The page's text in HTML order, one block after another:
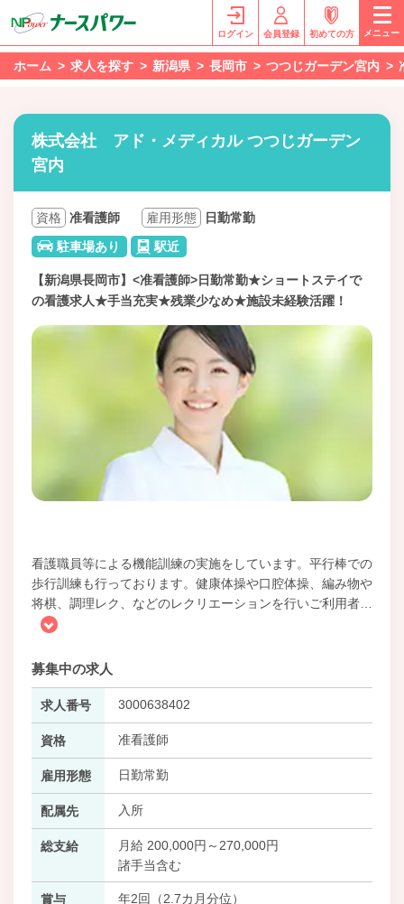
ログイン 会員登録 初めての方 メニュー
ホーム 求人を探す 新潟県 長岡市 つつじガーデン宮内
株式会社 アド・メディカル つつじガーデン
宮内
資格 准看護師 雇用形態
日勤常勤
駐車場あり
駅近
【新潟県長岡市】<准看護師>日勤常勤★ショートステイで
の看護求人★手当充実★残業少なめ★施設未経験活躍！
看護職員等による機能訓練の実施をしています。平行棒での
歩行訓練も行っております。健康体操や口腔体操、編み物や
将棋、調理レク、などのレクリエーションを行いご利用者
募集中の求人
求人番号 3000638402
資格 准看護師
雇用形態 日勤常勤
配属先 入所
総支給
月給 200,000円～270,000円
諸手当含む
賞与 年2回（2.7カ月分位）